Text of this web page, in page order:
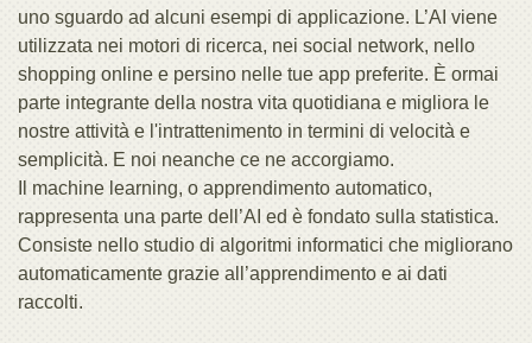
uno sguardo ad alcuni esempi di applicazione. L’AI viene
utilizzata nei motori di ricerca, nei social network, nello
shopping online e persino nelle tue app preferite. È ormai
parte integrante della nostra vita quotidiana e migliora le
nostre attività e l'intrattenimento in termini di velocità e
semplicità. E noi neanche ce ne accorgiamo.
Il machine learning, o apprendimento automatico,
rappresenta una parte dell’AI ed è fondato sulla statistica.
Consiste nello studio di algoritmi informatici che migliorano
automaticamente grazie all’apprendimento e ai dati
raccolti.